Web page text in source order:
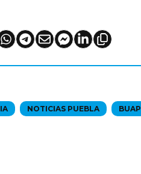
NOTICIAS PUEBLA BUAP